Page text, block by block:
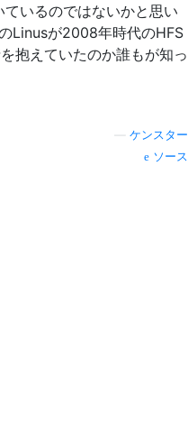
いるのではないかと思い
Linusが2008年時代のHFS
抱えていたのか誰もが知っ
ケンスター
ソース